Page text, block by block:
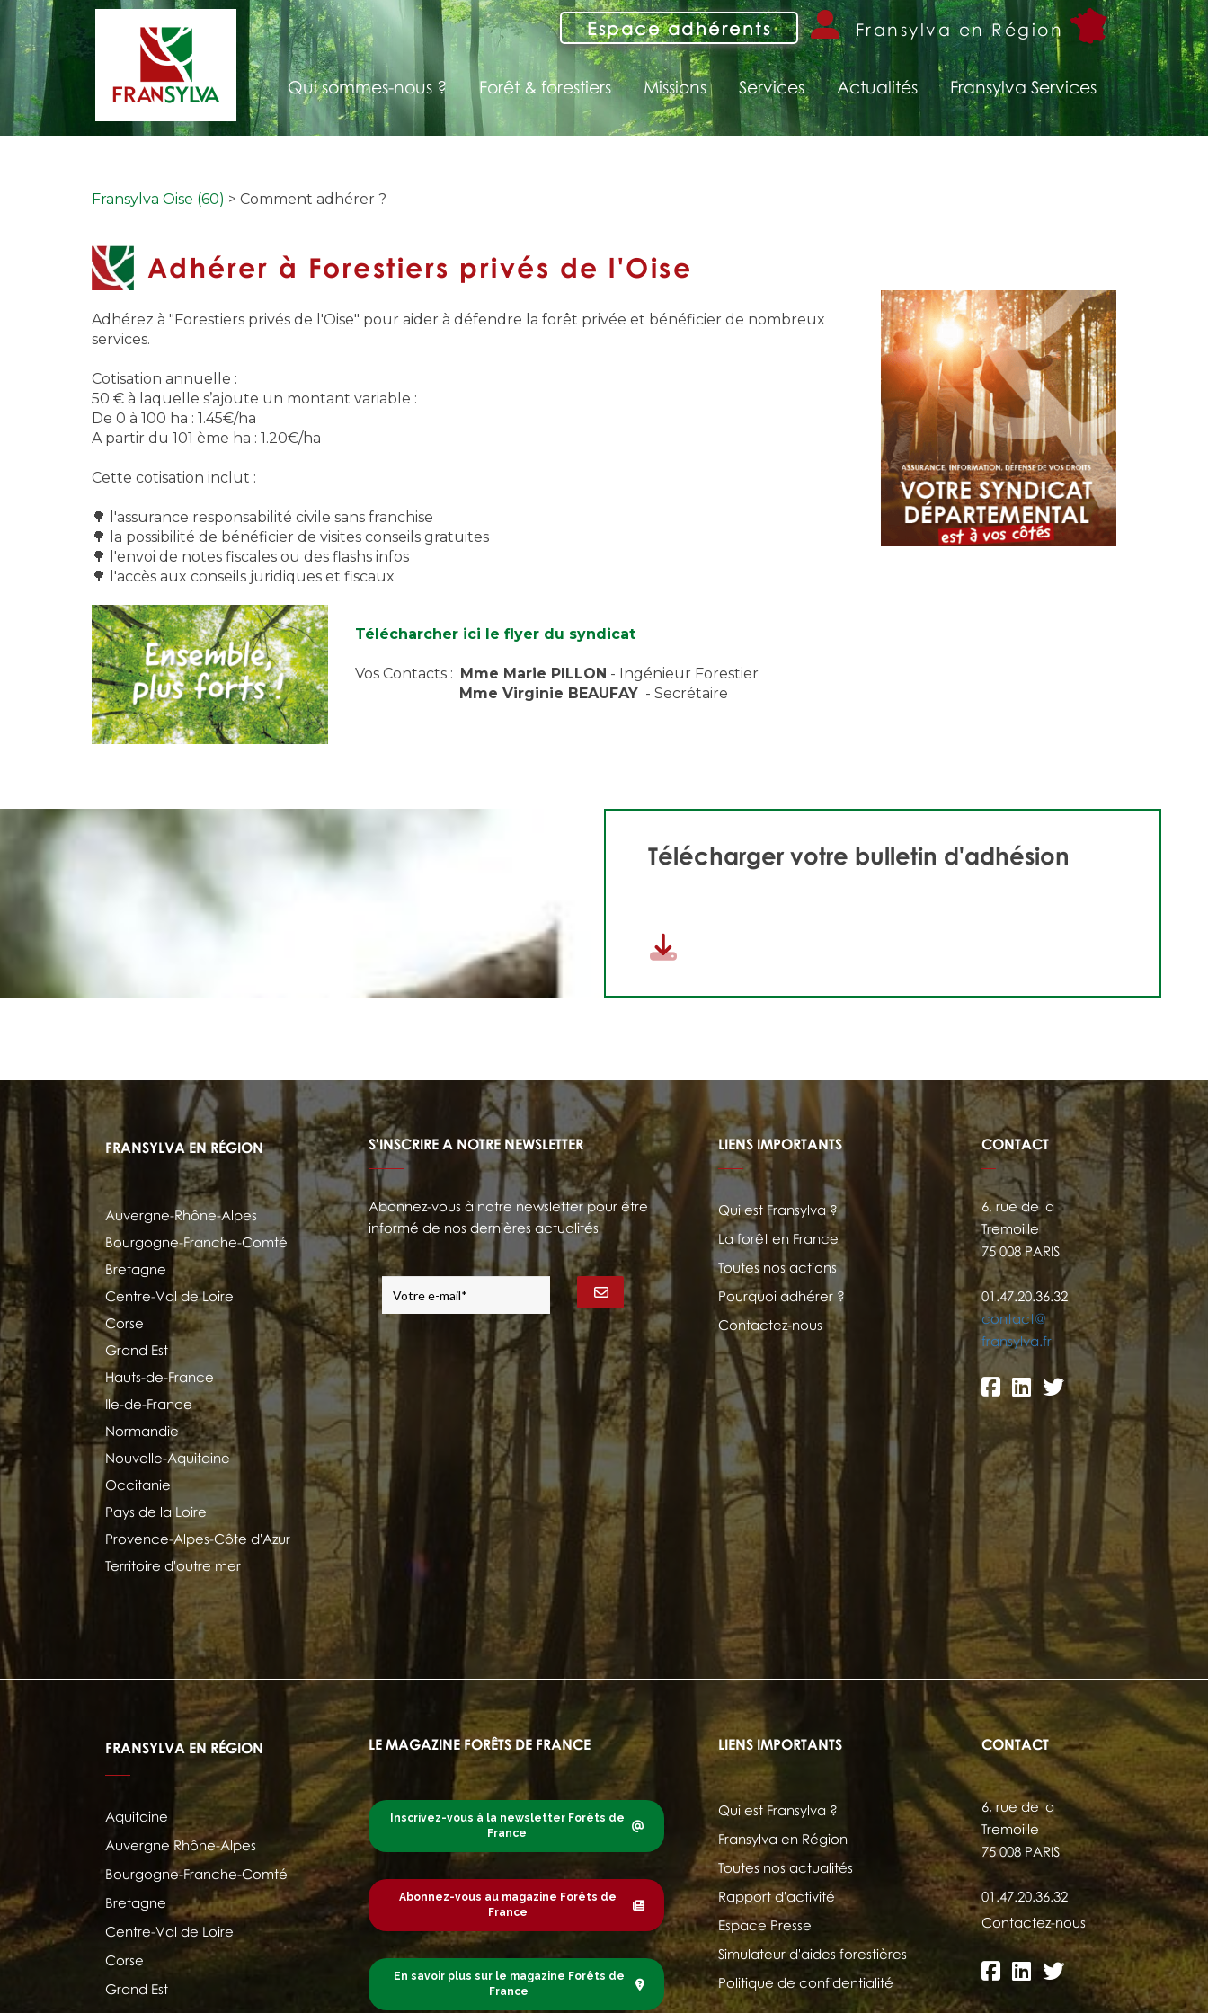
Espace adhérents Fransylva en Région
Qui sommes-nous ? Forêt & forestiers Missions Services Actualités Fransylva Services
Fransylva Oise (60) > Comment adhérer ?
Adhérer à Forestiers privés de l'Oise
Adhérez à "Forestiers privés de l'Oise" pour aider à défendre la forêt privée et bénéficier de nombreux
services.
Cotisation annuelle :
50 € à laquelle s’ajoute un montant variable :
De 0 à 100 ha : 1.45€/ha
A partir du 101 ème ha : 1.20€/ha
Cette cotisation inclut :
🌳 l'assurance responsabilité civile sans franchise
🌳 la possibilité de bénéficier de visites conseils gratuites
🌳 l'envoi de notes fiscales ou des flashs infos
🌳 l'accès aux conseils juridiques et fiscaux
Télécharcher ici le flyer du syndicat
Vos Contacts : Mme Marie PILLON - Ingénieur Forestier
Mme Virginie BEAUFAY- Secrétaire
Télécharger votre bulletin d'adhésion
FRANSYLVA EN RÉGION
Auvergne-Rhône-Alpes
Bourgogne-Franche-Comté
Bretagne
Centre-Val de Loire
Corse
Grand Est
Hauts-de-France
Ile-de-France
Normandie
Nouvelle-Aquitaine
Occitanie
Pays de la Loire
Provence-Alpes-Côte d'Azur
Territoire d'outre mer
S'INSCRIRE A NOTRE NEWSLETTER
Abonnez-vous à notre newsletter pour être
informé de nos dernières actualités
LIENS IMPORTANTS
Qui est Fransylva ?
La forêt en France
Toutes nos actions
Pourquoi adhérer ?
Contactez-nous
CONTACT
6, rue de la
Tremoille
75 008 PARIS
01.47.20.36.32
contact@
fransylva.fr
FRANSYLVA EN RÉGION
Aquitaine
Auvergne Rhône-Alpes
Bourgogne-Franche-Comté
Bretagne
Centre-Val de Loire
Corse
Grand Est
LE MAGAZINE FORÊTS DE FRANCE
Inscrivez-vous à la newsletter Forêts de
France
Abonnez-vous au magazine Forêts de
France
En savoir plus sur le magazine Forêts de
France
LIENS IMPORTANTS
Qui est Fransylva ?
Fransylva en Région
Toutes nos actualités
Rapport d'activité
Espace Presse
Simulateur d'aides forestières
Politique de confidentialité
CONTACT
6, rue de la
Tremoille
75 008 PARIS
01.47.20.36.32
Contactez-nous